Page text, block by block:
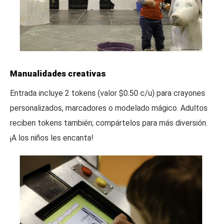
Manualidades creativas
Entrada incluye 2 tokens (valor $0.50 c/u) para crayones
personalizados, marcadores o modelado mágico. Adultos
reciben tokens también; compártelos para más diversión.
¡A los niños les encanta!